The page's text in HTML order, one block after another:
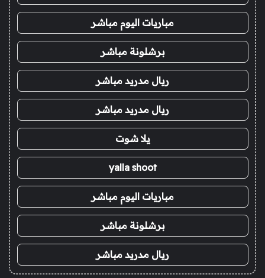
مباريات اليوم مباشر
برشلونة مباشر
ريال مدريد مباشر
ريال مدريد مباشر
يلا شوت
yalla shoot
مباريات اليوم مباشر
برشلونة مباشر
ريال مدريد مباشر